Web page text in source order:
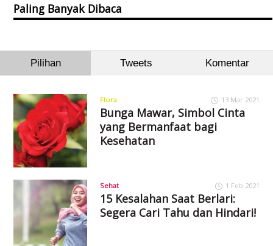
Paling Banyak Dibaca
Pilihan Tweets Komentar
Flora 13 Mar 2021
Bunga Mawar, Simbol Cinta
yang Bermanfaat bagi
Kesehatan
Sehat 1 Feb 2021
15 Kesalahan Saat Berlari:
Segera Cari Tahu dan Hindari!